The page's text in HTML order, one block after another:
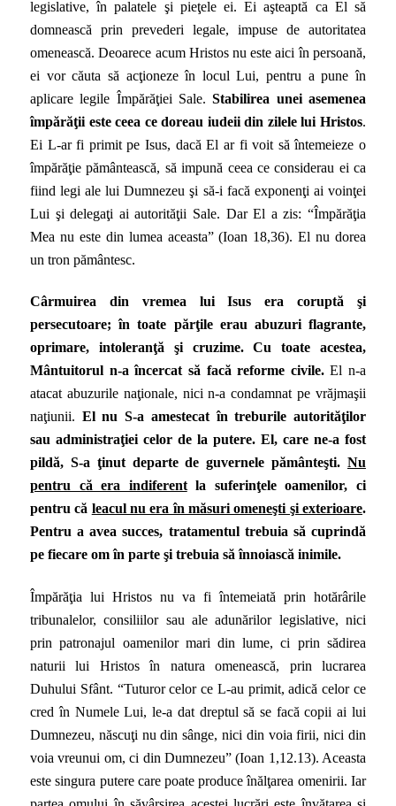
legislative, în palatele şi pieţele ei. Ei aşteaptă ca El să
domnească prin prevederi legale, impuse de autoritatea
omenească. Deoarece acum Hristos nu este aici în persoană,
ei vor căuta să acţioneze în locul Lui, pentru a pune în
aplicare legile Împărăţiei Sale.Stabilirea unei asemenea
împărăţii este ceea ce doreau iudeii din zilele lui Hristos.
Ei L-ar fi primit pe Isus, dacă El ar fi voit să întemeieze o
împărăţie pământească, să impună ceea ce considerau ei ca
fiind legi ale lui Dumnezeu şi să-i facă exponenţi ai voinţei
Lui şi delegaţi ai autorităţii Sale. Dar El a zis: “Împărăţia
Mea nu este din lumea aceasta” (Ioan 18,36). El nu dorea
un tron pământesc.
Cârmuirea din vremea lui Isus era coruptă şi
persecutoare; în toate părţile erau abuzuri flagrante,
oprimare, intoleranţă şi cruzime. Cu toate acestea,
Mântuitorul n-a încercat să facă reforme civile.El n-a
atacat abuzurile naţionale, nici n-a condamnat pe vrăjmaşii
naţiunii. El nu S-a amestecat în treburile autorităţilor
sau administraţiei celor de la putere. El, care ne-a fost
pildă, S-a ţinut departe de guvernele pământeşti. Nu
pentru că era indiferentla suferinţele oamenilor, ci
pentru că leacul nu era în măsuri omeneşti şi exterioare.
Pentru a avea succes, tratamentul trebuia să cuprindă
pe fiecare om în parte şi trebuia să înnoiască inimile.
Împărăţia lui Hristos nu va fi întemeiată prin hotărârile
tribunalelor, consiliilor sau ale adunărilor legislative, nici
prin patronajul oamenilor mari din lume, ci prin sădirea
naturii lui Hristos în natura omenească, prin lucrarea
Duhului Sfânt. “Tuturor celor ce L-au primit, adică celor ce
cred în Numele Lui, le-a dat dreptul să se facă copii ai lui
Dumnezeu, născuţi nu din sânge, nici din voia firii, nici din
voia vreunui om, ci din Dumnezeu” (Ioan 1,12.13). Aceasta
este singura putere care poate produce înălţarea omenirii. Iar